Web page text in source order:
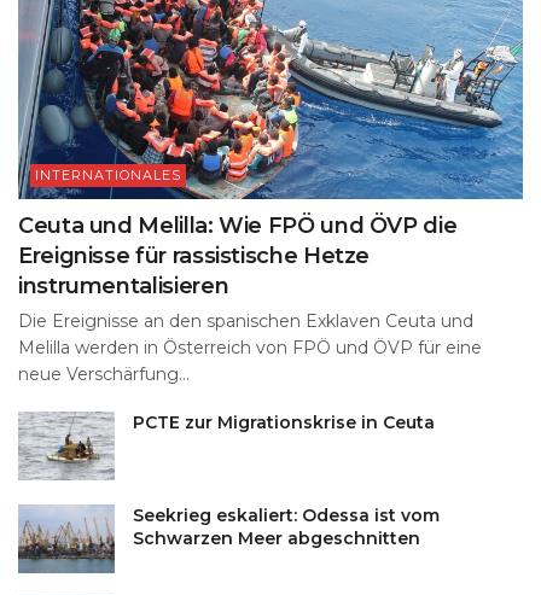
INTERNATIONALES
Ceuta und Melilla: Wie FPÖ und ÖVP die
Ereignisse für rassistische Hetze
instrumentalisieren
Die Ereignisse an den spanischen Exklaven Ceuta und
Melilla werden in Österreich von FPÖ und ÖVP für eine
neue Verschärfung...
PCTE zur Migrationskrise in Ceuta
Seekrieg eskaliert: Odessa ist vom
Schwarzen Meer abgeschnitten